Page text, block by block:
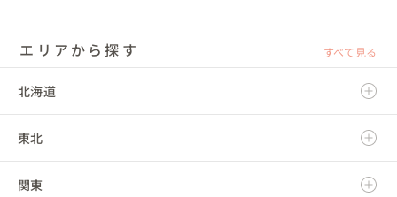
エリアから探す すべて見る
北海道
北海道
東北
青森県
関東